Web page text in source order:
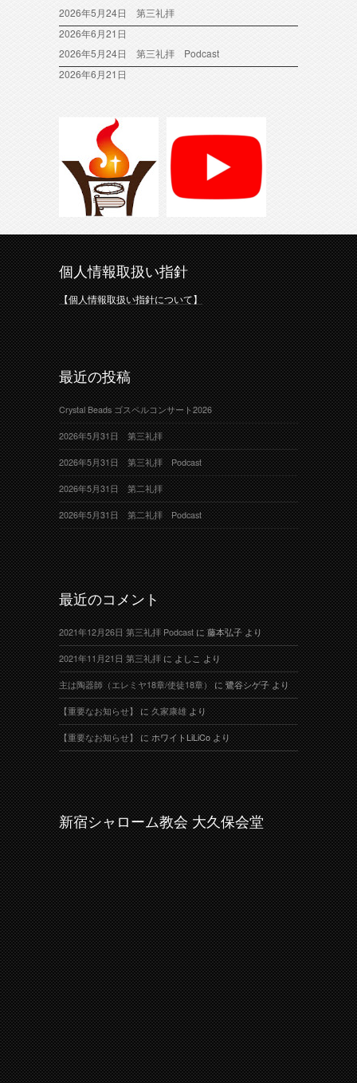
2026年5月24日 第三礼拝
2026年6月21日
2026年5月24日 第三礼拝 Podcast
2026年6月21日
個人情報取扱い指針
【個人情報取扱い指針について】
最近の投稿
Crystal Beads ゴスペルコンサート2026
2026年5月31日 第三礼拝
2026年5月31日 第三礼拝 Podcast
2026年5月31日 第二礼拝
2026年5月31日 第二礼拝 Podcast
最近のコメント
2021年12月26日 第三礼拝 Podcastに藤本弘子より
2021年11月21日 第三礼拝によしこより
主は陶器師（エレミヤ18章/使徒18章）に鷺谷シゲ子より
【重要なお知らせ】に久家康雄より
【重要なお知らせ】にホワイトLiLiCoより
新宿シャローム教会 大久保会堂